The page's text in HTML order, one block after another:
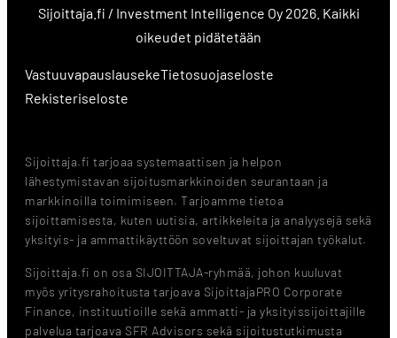
Sijoittaja.fi / Investment Intelligence Oy 2026. Kaikki
oikeudet pidätetään
VastuuvapauslausekeTietosuojaseloste
Rekisteriseloste
Sijoittaja.fi tarjoaa systemaattisen ja helpon
lähestymistavan sijoitusmarkkinoiden seurantaan ja
markkinoilla toimimiseen. Tarjoamme tietoa
sijoittamisesta, kuten uutisia, artikkeleita ja analyysejä sekä
yksityis- ja ammattikäyttöön soveltuvat sijoittajan työkalut.
Sijoittaja.fi on osa SIJOITTAJA-ryhmää, johon kuuluvat
myös yritysrahoitusta tarjoava SijoittajaPRO Corporate
Finance, instituutioille sekä ammatti- ja yksityissijoittajille
palvelua tarjoava SFR Advisors sekä sijoitustutkimusta